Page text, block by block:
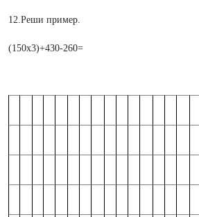
12.Реши пример.
(150x3)+430-260=